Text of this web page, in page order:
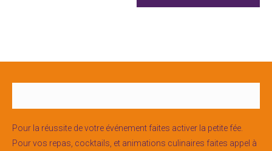
Pour la réussite de votre événement faites activer la petite fée.
Pour vos repas, cocktails, et animations culinaires faites appel à